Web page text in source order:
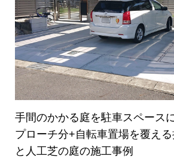
手間のかかる庭を駐車スペース
プローチ分+自転車置場を覆え
と人工芝の庭の施工事例